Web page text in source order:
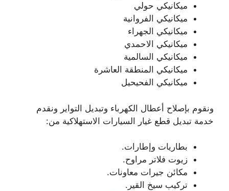
ميكانيكي حولي
ميكانيكي الفروانية
ميكانيكي الجهراء
ميكانيكي الاحمدي
ميكانيكي السالمية
ميكانيكي المنطقة العاشرة
ميكانيكي الفحيحيل
ونقوم بإصلاح أعطال الكهرباء وتبديل التواير ونقدم
خدمة تبديل قطع غيار السيارات الاستهلاكية من:
بطاريات وإطارات.
زيوت فلاتر مراوح.
مكائن جيرات معاونات.
تركيب سيخ القير.